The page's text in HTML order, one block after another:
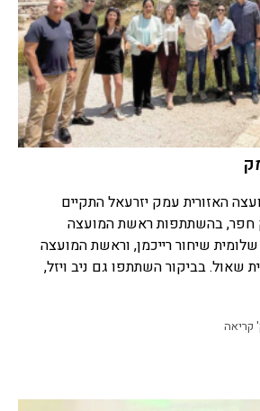
האזורית עמק יזרעאל התקיים
חפר, בהשתתפות ראשת המועצה
שיחור רייכמן, וראשת המועצה
שאול. בביקור השתתפו גם ניב ויזל,
קריאה